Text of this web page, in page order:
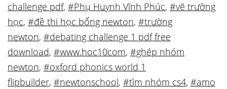
challenge pdf, #Phụ Huynh Vĩnh Phúc, #vẽ trường
học, #đề thi học bổng newton, #trường
newton, #debating challenge 1 pdf free
download, #www.hoc10com, #ghép nhóm
newton, #oxford phonics world 1
flipbuilder, #newtonschool, #tìm nhóm cs4, #amo